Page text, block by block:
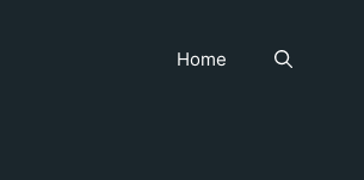
Home